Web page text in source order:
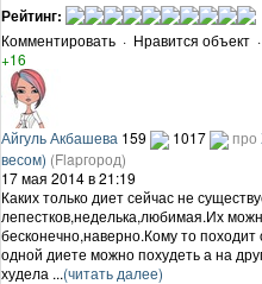
Рейтинг:
Комментировать · Нравится объект ·
+16
Айгуль Акбашева 159 1017 про
весом) (Flapгород)
17 мая 2014 в 21:19
Каких только диет сейчас не
лепестков,неделька,любимая.Их
бесконечно,наверно.Кому то
одной диете можно похудеть а на
худела ...(читать далее)